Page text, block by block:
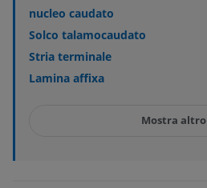
nucleo caudato
Solco talamocaudato
Stria terminale
Lamina affixa
Mostra altro